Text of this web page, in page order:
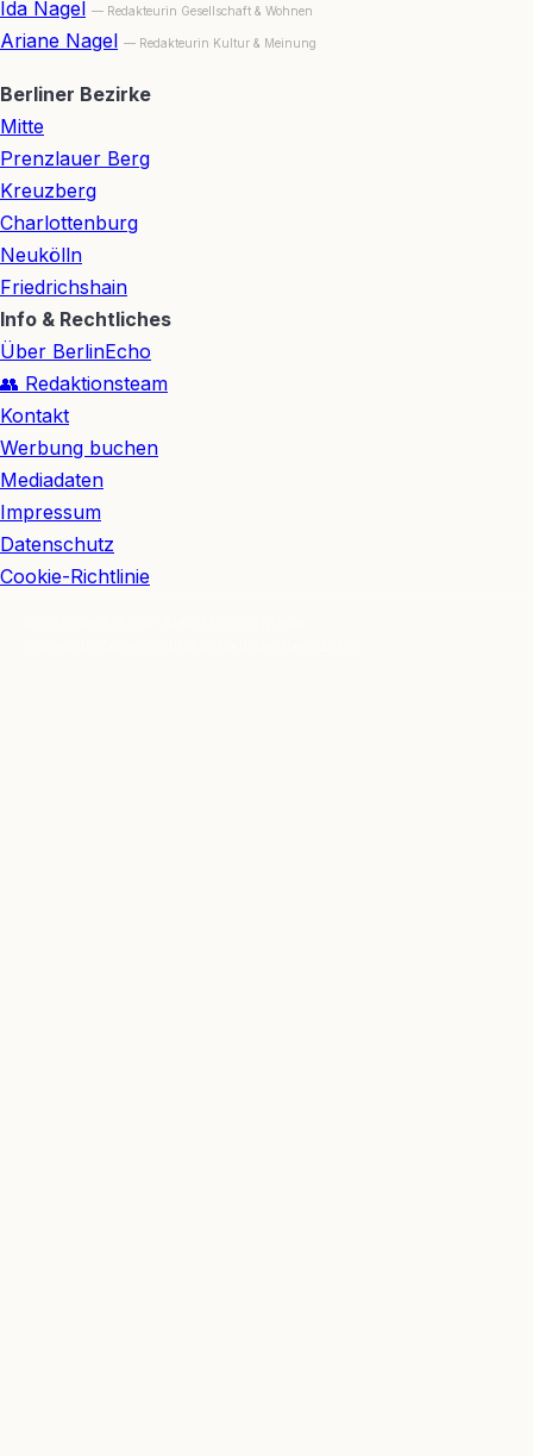
Ida Nagel — Redakteurin Gesellschaft & Wohnen
Ariane Nagel — Redakteurin Kultur & Meinung
Berliner Bezirke
Mitte
Prenzlauer Berg
Kreuzberg
Charlottenburg
Neukölln
Friedrichshain
Info & Rechtliches
Über BerlinEcho
👥 Redaktionsteam
Kontakt
Werbung buchen
Mediadaten
Impressum
Datenschutz
Cookie-Richtlinie